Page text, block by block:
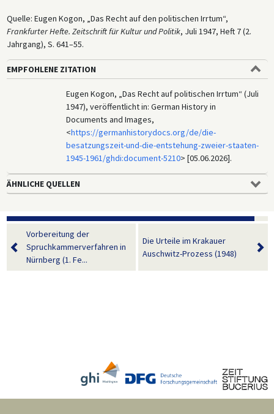
Quelle: Eugen Kogon, „Das Recht auf den politischen Irrtum“,
Frankfurter Hefte. Zeitschrift für Kultur und Politik, Juli 1947, Heft 7 (2.
Jahrgang), S. 641–55.
EMPFOHLENE ZITATION
Eugen Kogon, „Das Recht auf politischen Irrtum“ (Juli
1947), veröffentlicht in: German History in
Documents and Images,
<https://germanhistorydocs.org/de/die-
besatzungszeit-und-die-entstehung-zweier-staaten-
1945-1961/ghdi:document-5210> [05.06.2026].
ÄHNLICHE QUELLEN
Vorbereitung der
Spruchkammerverfahren in
Nürnberg (1. Fe...
Die Urteile im Krakauer
Auschwitz-Prozess (1948)